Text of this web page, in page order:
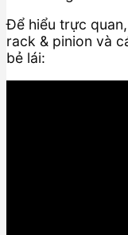
Để hiểu trực
rack & pinion và
bẻ lái: